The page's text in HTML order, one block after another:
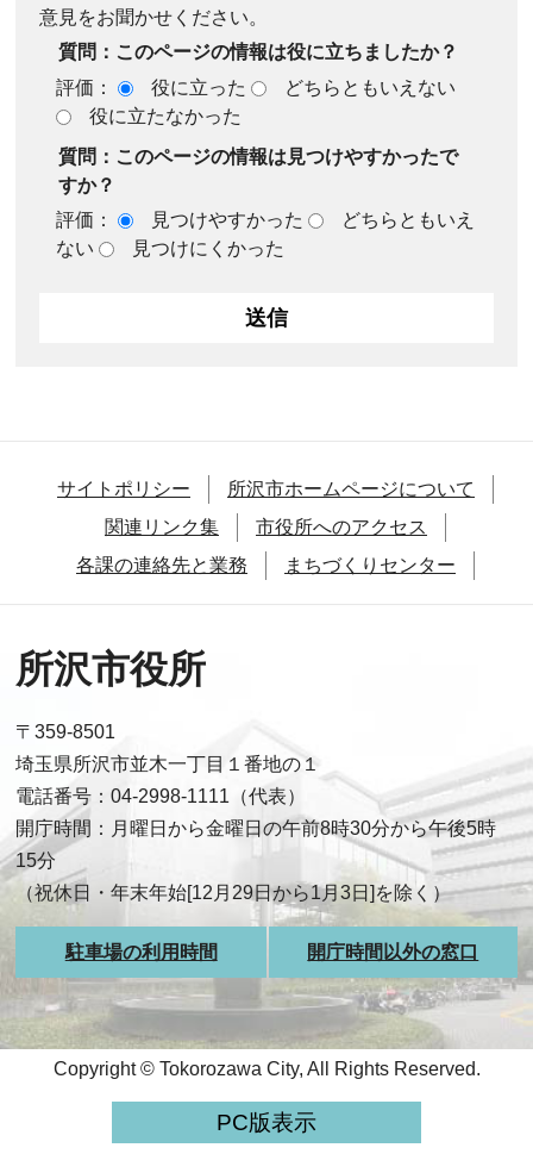
意見をお聞かせください。
質問：このページの情報は役に立ちましたか？
評価：
役に立った
どちらともいえない
役に立たなかった
質問：このページの情報は見つけやすかったで
すか？
評価：
見つけやすかった
どちらともいえ
ない
見つけにくかった
サイトポリシー
所沢市ホームページについて
関連リンク集
市役所へのアクセス
各課の連絡先と業務
まちづくりセンター
所沢市役所
〒359-8501
埼玉県所沢市並木一丁目１番地の１
電話番号：04-2998-1111（代表）
開庁時間：月曜日から金曜日の午前8時30分から午後5時
15分
（祝休日・年末年始[12月29日から1月3日]を除く）
駐車場の利用時間 開庁時間以外の窓口
Copyright © Tokorozawa City, All Rights Reserved.
PC版表示